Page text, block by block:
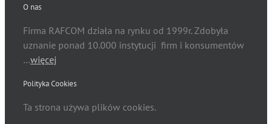
O nas
Firma RAFCOM działa na rynku od 1999r. Zdobyła
uznanie ponad 10.000 instytucji firm i konsumentów
…więcej
Polityka Cookies
Ta strona używa plików cookies.